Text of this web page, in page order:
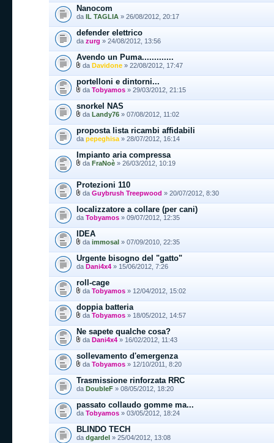
Nanocom
da IL TAGLIA » 26/08/2012, 20:17
defender elettrico
da zurg » 24/08/2012, 13:56
Avendo un Puma.............
da Davidone » 22/08/2012, 17:47
portelloni e dintorni...
da Tobyamos » 29/03/2012, 21:15
snorkel NAS
da Landy76 » 07/08/2012, 11:02
proposta lista ricambi affidabili
da pepeghisa » 28/07/2012, 16:14
Impianto aria compressa
da FraNoè » 26/03/2012, 10:19
Protezioni 110
da Guybrush Treepwood » 20/07/2012, 8:30
localizzatore a collare (per cani)
da Tobyamos » 09/07/2012, 12:35
IDEA
da immosal » 07/09/2010, 22:35
Urgente bisogno del "gatto"
da Dani4x4 » 15/06/2012, 7:26
roll-cage
da Tobyamos » 12/04/2012, 15:02
doppia batteria
da Tobyamos » 18/05/2012, 14:57
Ne sapete qualche cosa?
da Dani4x4 » 16/02/2012, 11:43
sollevamento d'emergenza
da Tobyamos » 12/10/2011, 8:20
Trasmissione rinforzata RRC
da DoubleF » 08/05/2012, 18:20
passato collaudo gomme ma...
da Tobyamos » 03/05/2012, 18:24
BLINDO TECH
da dgardel » 25/04/2012, 13:08